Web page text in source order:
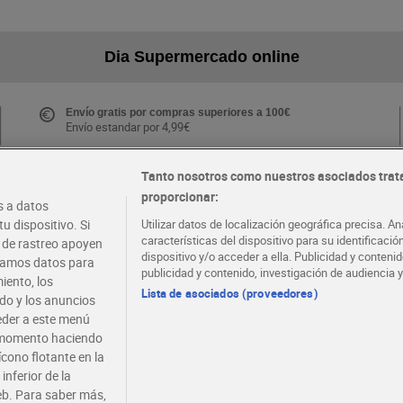
Dia Supermercado online
Envío gratis por compras superiores a 100€
Envío estandar por 4,99€
Folletos y Tiendas
cercana
EMPLEO
a datos
dispositivo. Si
rastreo apoyen
datos para
los
y los anuncios
a este menú
haciendo
flotante en la
de la
Para saber más,
Tanto nosotros como nuestros asociados
proporcionar:
Utilizar datos de localización geográfica precisa.
características del dispositivo para su
dispositivo y/o acceder a ella. Publicidad y
publicidad y contenido, investigación de audiencia
Lista de asociados (proveedores)